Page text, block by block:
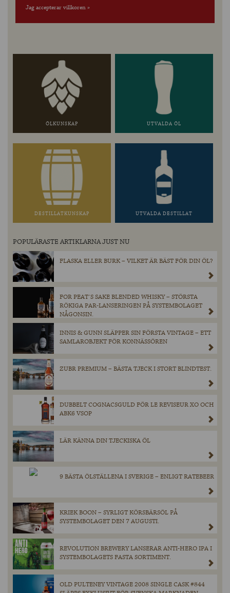
Jag accepterar villkoren »
ÖLKUNSKAP UTVALDA ÖL
DESTILLATKUNSKAP UTVALDA DESTILLAT
POPULÄRASTE ARTIKLARNA JUST NU
FLASKA ELLER BURK – VILKET ÄR BÄST FÖR DIN ÖL?
FOR PEAT´S SAKE BLENDED WHISKY – STÖRSTA
RÖKIGA PAR-LANSERINGEN PÅ SYSTEMBOLAGET
NÅGONSIN.
INNIS & GUNN SLÄPPER SIN FÖRSTA VINTAGE – ETT
SAMLAROBJEKT FÖR KONNÄSSÖREN
ZUBR PREMIUM – BÄSTA TJECK I STORT BLINDTEST.
DUBBELT COGNACSGULD FÖR LE REVISEUR XO OCH
ABK6 VSOP
LÄR KÄNNA DIN TJECKISKA ÖL
9 BÄSTA ÖLSTÄLLENA I SVERIGE – ENLIGT RATEBEER
KRIEK BOON – SYRLIGT KÖRSBÄRSÖL PÅ
SYSTEMBOLAGET DEN 7 AUGUSTI.
REVOLUTION BREWERY LANSERAR ANTI-HERO IPA I
SYSTEMBOLAGETS FASTA SORTIMENT.
OLD PULTENEY VINTAGE 2008 SINGLE CASK #844